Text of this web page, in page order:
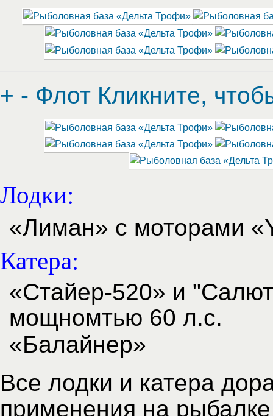
+ - Флот Кликните,
Лодки:
«Лиман» с моторами
Катера:
«Стайер-520» и
мощномтью 60 л.с.
«Балайнер»
Все лодки и катера
применения на